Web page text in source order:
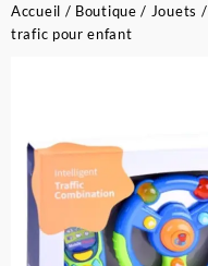
Accueil / Boutique / Jouets /
trafic pour enfant